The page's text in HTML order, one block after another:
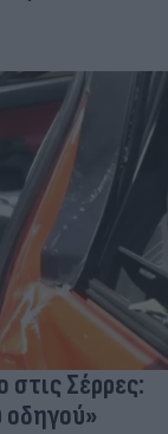
Σέρρες: